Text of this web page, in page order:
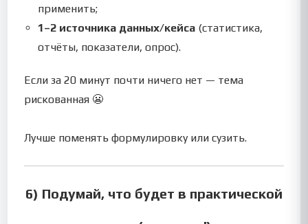
применить;
1–2 источника данных/кейса (статистика,
отчёты, показатели, опрос).
Если за 20 минут почти ничего нет — тема
рискованная 😬
Лучше поменять формулировку или сузить.
6) Подумай, что будет в практической